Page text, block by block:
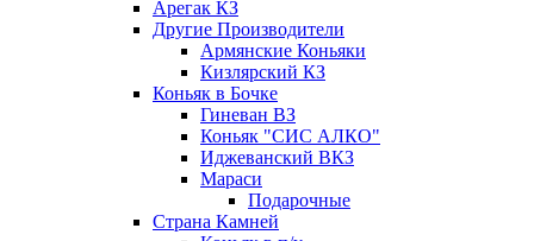
Арегак КЗ
Другие Производители
Армянские Коньяки
Кизлярский КЗ
Коньяк в Бочке
Гиневан ВЗ
Коньяк "СИС АЛКО"
Иджеванский ВКЗ
Мараси
Подарочные
Страна Камней